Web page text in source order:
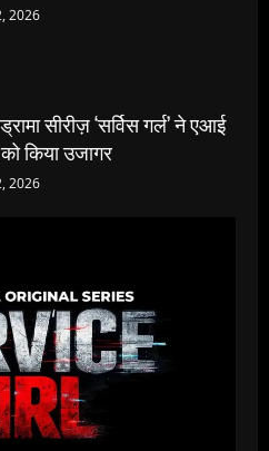
2026
सीरीज़ ‘सर्विस गर्ल’ ने एआई
किया उजागर
2026